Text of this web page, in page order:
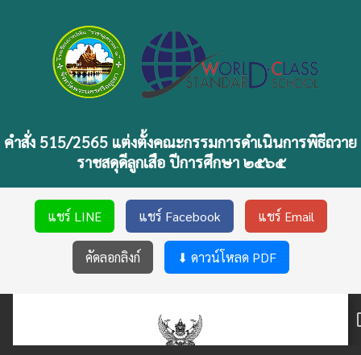
คำสั่ง 515/2565 แต่งตั้งคณะกรรมการดำเนินการพิธีถวาย
ราชสดุดีลูกเสือ ปีการศึกษา ๒๕๖๕
แชร์ LINE แชร์ Facebook แชร์ Email
คัดลอกลิงก์ ⬇ ดาวน์โหลด PDF